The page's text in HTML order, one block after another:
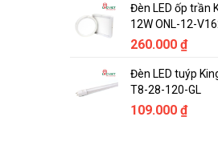
Đèn LED ốp trần
12W ONL-12-
260.000 ₫
Đèn LED tuýp
T8-28-120-GL
109.000 ₫